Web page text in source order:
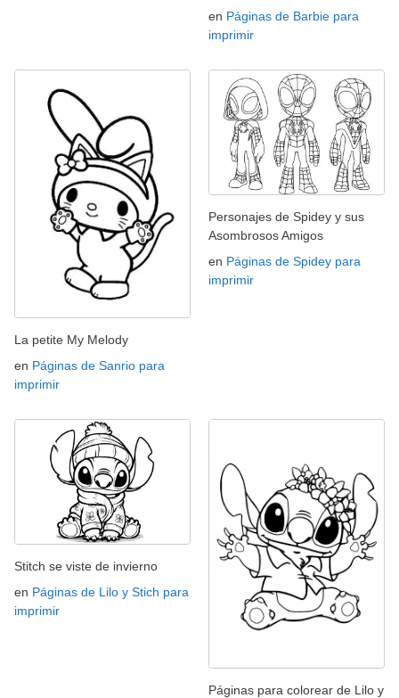
en Páginas de Barbie para
imprimir
La petite My Melody
en Páginas de Sanrio para
imprimir
Personajes de Spidey y sus
Asombrosos Amigos
en Páginas de Spidey para
imprimir
Stitch se viste de invierno
en Páginas de Lilo y Stich para
imprimir
Páginas para colorear de Lilo y